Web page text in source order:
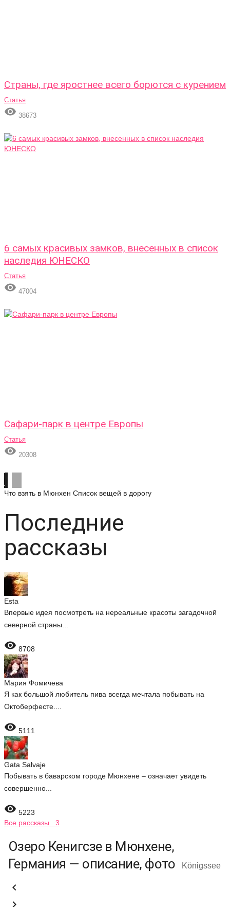
Страны, где яростнее всего борются с курением
Статья
 38673
6 самых красивых замков, внесенных в список
наследия ЮНЕСКО
Статья
 47004
Сафари-парк в центре Европы
Статья
 20308
Что взять в Мюнхен Список вещей в дорогу
Последние
рассказы
Esta
Впервые идея посмотреть на нереальные красоты загадочной
северной страны...
 8708
Мария Фомичева
Я как большой любитель пива всегда мечтала побывать на
Октоберфесте....
 5111
Gata Salvaje
Побывать в баварском городе Мюнхене – означает увидеть
совершенно...
 5223
Все рассказы 3
Озеро Кенигсзе в Мюнхене,
Германия — описание, фото
Königssee

